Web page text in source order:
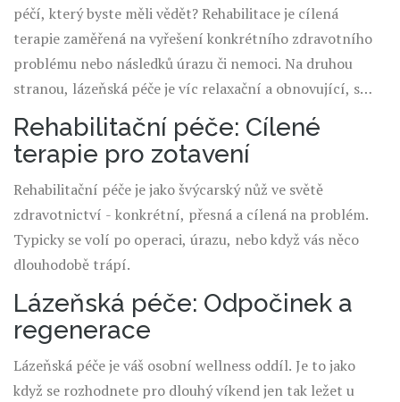
péčí, který byste měli vědět? Rehabilitace je cílená
terapie zaměřená na vyřešení konkrétního zdravotního
problému nebo následků úrazu či nemoci. Na druhou
stranou, lázeňská péče je víc relaxační a obnovující, s
důrazem na prevenci, doprovodnou léčbu a celkovou
podporu zdraví. Rehabilitace může být intenzivní a
vyžaduje aktivní účast, zatímco lázeňská péče je často
spojena s odpočinkem a relaxací. Vše je ale individuální, a
někdy se tyto dva světy skvěle doplňují.
Rehabilitační péče: Cílené
terapie pro zotavení
Rehabilitační péče je jako švýcarský nůž ve světě
zdravotnictví - konkrétní, přesná a cílená na problém.
Typicky se volí po operaci, úrazu, nebo když vás něco
dlouhodobě trápí.
Lázeňská péče: Odpočinek a
regenerace
Lázeňská péče je váš osobní wellness oddíl. Je to jako
když se rozhodnete pro dlouhý víkend jen tak ležet u